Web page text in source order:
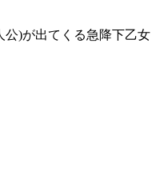
公)が出てくる急降下乙女